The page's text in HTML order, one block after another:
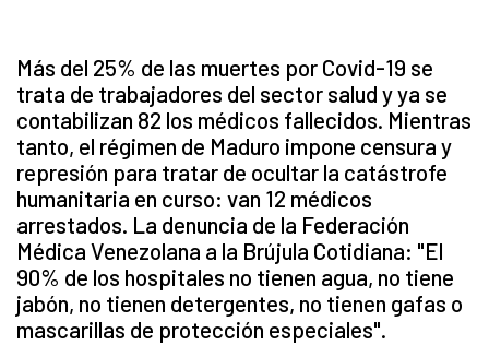
Más del 25% de las muertes por Covid-19 se
trata de trabajadores del sector salud y ya se
contabilizan 82 los médicos fallecidos. Mientras
tanto, el régimen de Maduro impone censura y
represión para tratar de ocultar la catástrofe
humanitaria en curso: van 12 médicos
arrestados. La denuncia de la Federación
Médica Venezolana a la Brújula Cotidiana: "El
90% de los hospitales no tienen agua, no tiene
jabón, no tienen detergentes, no tienen gafas o
mascarillas de protección especiales".